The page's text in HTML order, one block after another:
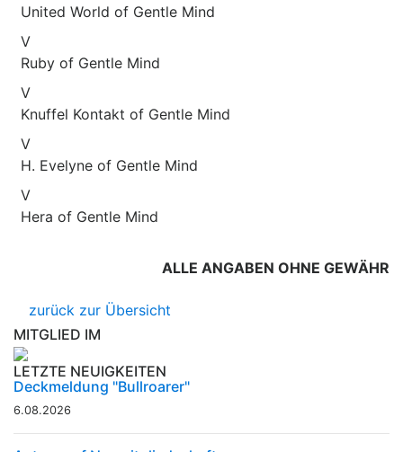
United World of Gentle Mind
V
Ruby of Gentle Mind
V
Knuffel Kontakt of Gentle Mind
V
H. Evelyne of Gentle Mind
V
Hera of Gentle Mind
ALLE ANGABEN OHNE GEWÄHR
zurück zur Übersicht
MITGLIED IM
LETZTE NEUIGKEITEN
Deckmeldung "Bullroarer"
6.08.2026